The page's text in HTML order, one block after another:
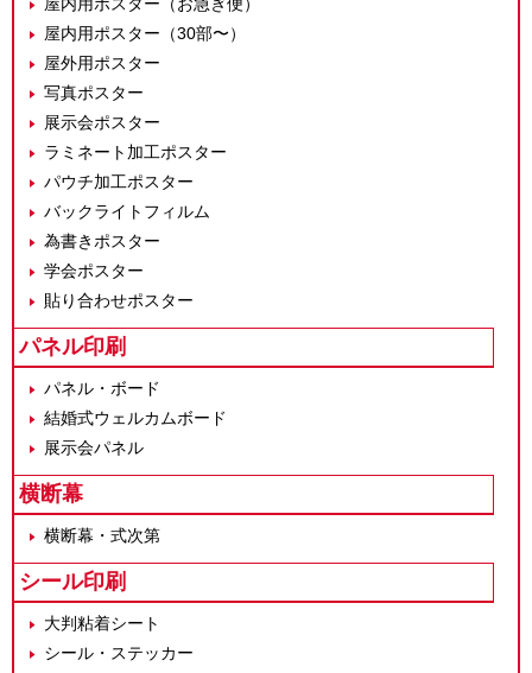
屋内用ポスター（30部〜）
屋外用ポスター
写真ポスター
展示会ポスター
ラミネート加工ポスター
パウチ加工ポスター
バックライトフィルム
為書きポスター
学会ポスター
貼り合わせポスター
パネル印刷
パネル・ボード
結婚式ウェルカムボード
展示会パネル
横断幕
横断幕・式次第
シール印刷
大判粘着シート
シール・ステッカー